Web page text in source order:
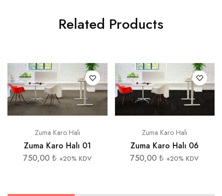
Related Products
Zuma Karo Halı
Zuma Karo Halı 01
750,00 ₺ +20% KDV
Zuma Karo Halı
Zuma Karo Halı 06
750,00₺ +20% KDV